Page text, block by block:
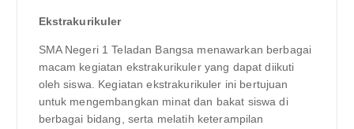
Ekstrakurikuler
SMA Negeri 1 Teladan Bangsa menawarkan berbagai
macam kegiatan ekstrakurikuler yang dapat diikuti
oleh siswa. Kegiatan ekstrakurikuler ini bertujuan
untuk mengembangkan minat dan bakat siswa di
berbagai bidang, serta melatih keterampilan